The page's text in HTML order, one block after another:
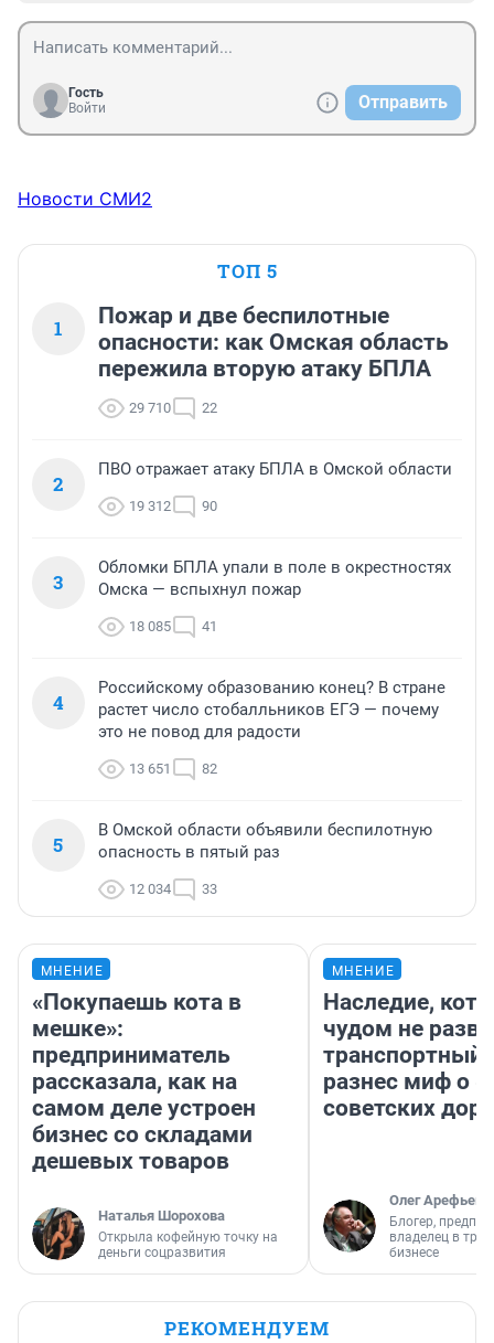
Гость
Войти
Отправить
Новости СМИ2
ТОП 5
1
Пожар и две беспилотные
опасности: как Омская область
пережила вторую атаку БПЛА
29 710 22
2
ПВО отражает атаку БПЛА в Омской области
19 312 90
3
Обломки БПЛА упали в поле в окрестностях
Омска — вспыхнул пожар
18 085 41
4
Российскому образованию конец? В стране
растет число стобалльников ЕГЭ — почему
это не повод для радости
13 651 82
5
В Омской области объявили беспилотную
опасность в пятый раз
12 034 33
МНЕНИЕ
«Покупаешь кота в
мешке»:
предприниматель
рассказала, как на
самом деле устроен
бизнес со складами
дешевых товаров
Наталья Шорохова
Открыла кофейную точку на
деньги соцразвития
МНЕНИЕ
Наследие,
чудом не
транспортный
разнес миф о
советских
Олег Арефьев
Блогер,
владелец в
бизнесе
РЕКОМЕНДУЕМ